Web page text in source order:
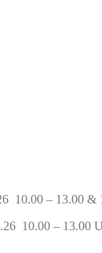
10.00 – 13.00 &
10.00 – 13.00